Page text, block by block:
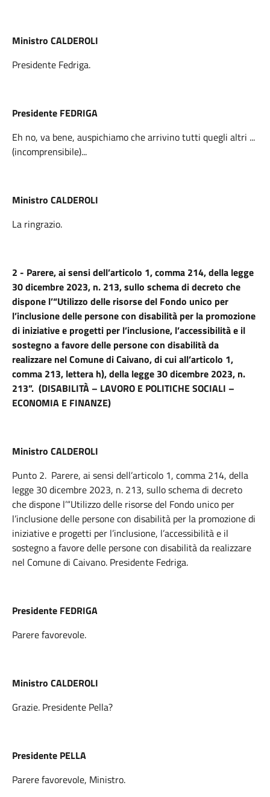
Ministro CALDEROLI
Presidente Fedriga.
Presidente FEDRIGA
Eh no, va bene, auspichiamo che arrivino tutti quegli altri ...
(incomprensibile)...
Ministro CALDEROLI
La ringrazio.
2 - Parere, ai sensi dell’articolo 1, comma 214, della legge
30 dicembre 2023, n. 213, sullo schema di decreto che
dispone l’“Utilizzo delle risorse del Fondo unico per
l’inclusione delle persone con disabilità per la promozione
di iniziative e progetti per l’inclusione, l’accessibilità e il
sostegno a favore delle persone con disabilità da
realizzare nel Comune di Caivano, di cui all’articolo 1,
comma 213, lettera h), della legge 30 dicembre 2023, n.
213”. (DISABILITÀ – LAVORO E POLITICHE SOCIALI –
ECONOMIA E FINANZE)
Ministro CALDEROLI
Punto 2. Parere, ai sensi dell’articolo 1, comma 214, della
legge 30 dicembre 2023, n. 213, sullo schema di decreto
che dispone l’“Utilizzo delle risorse del Fondo unico per
l’inclusione delle persone con disabilità per la promozione di
iniziative e progetti per l’inclusione, l’accessibilità e il
sostegno a favore delle persone con disabilità da realizzare
nel Comune di Caivano. Presidente Fedriga.
Presidente FEDRIGA
Parere favorevole.
Ministro CALDEROLI
Grazie. Presidente Pella?
Presidente PELLA
Parere favorevole, Ministro.